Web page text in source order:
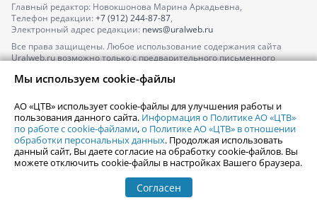
Главный редактор: Новокшонова Марина Аркадьевна,
Телефон редакции: +7 (912) 244-87-87,
Электронный адрес редакции: news@uralweb.ru
Все права защищены. Любое использование содержания сайта
Uralweb.ru возможно только с предварительного письменного
По вопросам размещения рекламы обращайтесь по тел.
По вопросам размещения информации в разделе «Афиша»
afisha@uralweb.ru
Пользовательское соглашение на использование сайта
Политика АО «ЦТВ» в отношении обработки персональных данных
Мы используем cookie-файлы
АО «ЦТВ» использует cookie-файлы для улучшения работы и
пользования данного сайта. Информация о Политике АО «ЦТВ»
по работе с cookie-файлами,о Политике АО «ЦТВ» в отношении
обработки персональных данных. Продолжая использовать
данный сайт, Вы даете согласие на обработку cookie-файлов. Вы
можете отключить cookie-файлы в настройках Вашего браузера.
Согласен